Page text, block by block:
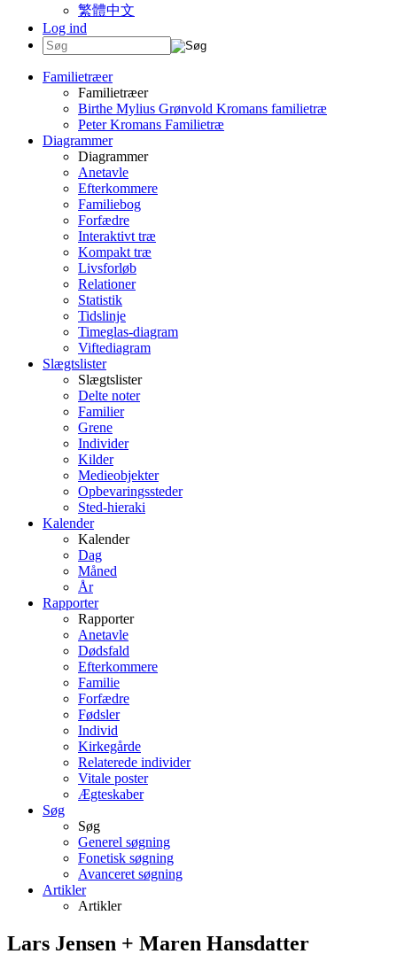
繁體中文
Log ind
Familietræer
Familietræer
Birthe Mylius Grønvold Kromans familietræ
Peter Kromans Familietræ
Diagrammer
Diagrammer
Anetavle
Efterkommere
Familiebog
Forfædre
Interaktivt træ
Kompakt træ
Livsforløb
Relationer
Statistik
Tidslinje
Timeglas-diagram
Viftediagram
Slægtslister
Slægtslister
Delte noter
Familier
Grene
Individer
Kilder
Medieobjekter
Opbevaringssteder
Sted-hieraki
Kalender
Kalender
Dag
Måned
År
Rapporter
Rapporter
Anetavle
Dødsfald
Efterkommere
Familie
Forfædre
Fødsler
Individ
Kirkegårde
Relaterede individer
Vitale poster
Ægteskaber
Søg
Søg
Generel søgning
Fonetisk søgning
Avanceret søgning
Artikler
Artikler
Lars Jensen + Maren Hansdatter